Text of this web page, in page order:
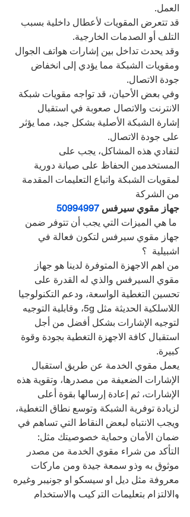
العمل.
قد تتعرض المقويات لأعطال داخلية بسبب
التلف أو الصدمات الخارجية.
وقد يحدث تداخل بين إشارات هواتف الجوال
ومقويات الشبكة مما يؤدي إلى انخفاض
جودة الاتصال.
وفي بعض الأحيان، قد تواجه مقويات شبكة
الانترنت والاتصال صعوبة في استقبال
إشارة الشبكة الأصلية بشكل جيد، مما يؤثر
على جودة الاتصال.
لتفادي هذه المشاكل، يجب على
المستخدمين الحفاظ على صيانة دورية
لمقويات الشبكة واتباع التعليمات المقدمة
من الشركة
جهاز مقوي سيرفس 50994997
ما هي الميزات التي يجب أن تتوفر ضمن
جهاز مقوي سيرفس لتكون فعالة في
اشبيلية  ؟
من اهم الاجهزة المتوفرة لدينا هو جهاز
مقوي السيرفس والذي له القدرة على
تحسين التغطية الواسعة، ودعم التكنولوجيا
اللاسلكية الحديثة مثل 5g، وقابلية التوجيه
لتوجيه الإشارات بشكل أفضل من أجل
استقبال كافة الاجهزة التغطية بجودة وقوة
كبيرة.
يعمل مقوي الخدمة عن طريق استقبال
الإشارات الضعيفة من مصدرها، وتقوية هذه
الإشارات، ثم إعادة إرسالها بقوة أعلى
لزيادة توفرية الشبكة وتوسع نطاق التغطية،
ويجب الانتباه لبعض النقاط التي تساهم في
ضمان الأمان وحماية خصوصيتك مثل:
التأكد من شراء مقوي الخدمة من مصدر
موثوق به وذو سمعة جيدة ومن ماركات
معروفة مثل ديل او سيسكو او جونيبر وغيره
والالتزام بتعليمات التركيب والاستخدام